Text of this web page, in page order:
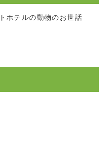
ホテルの動物のお世話